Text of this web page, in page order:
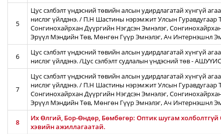
5
Цус сэлбэлт үндэсний төвийн алсын удирдлагатай хүнгүй
нислэг үйлдэнэ. / П.Н Шастины нэрэмжит Улсын Гуравдугаар
Сонгинохайрхан Дүүргийн Нэгдсэн Эмнэлэг,
Эрүүл Мэндийн Төв, Мөнгөн Гүүр Эмнэлэг, Ач Интернэшнл
6
Цус сэлбэлт үндэсний төвийн алсын удирдлагатай хүнгүй
нислэг үйлдэнэ. /Цус сэлбэлт судлалын үндэсний төв -
7
Цус сэлбэлт үндэсний төвийн алсын удирдлагатай хүнгүй
нислэг үйлдэнэ. / П.Н Шастины нэрэмжит Улсын Гуравдугаар
Сонгинохайрхан Дүүргийн Нэгдсэн Эмнэлэг,
Эрүүл Мэндийн Төв, Мөнгөн Гүүр Эмнэлэг, Ач Интернэшнл
8
Их Өлгий, Бор-Өндөр, Бөмбөгөр: Оптик шугам холболтгүй
хэвийн ажиллагаатай.